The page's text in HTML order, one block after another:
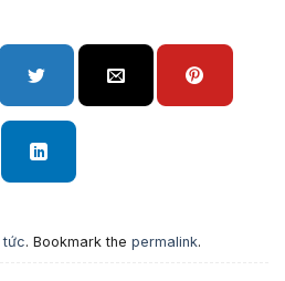
tức. Bookmark the permalink.